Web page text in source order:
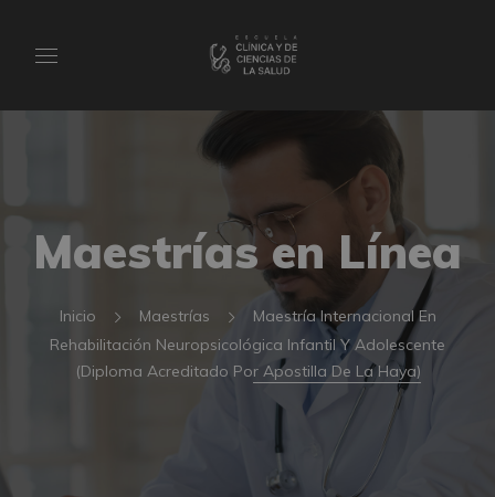
Maestrías en Línea
Inicio Maestrías
Maestría Internacional En
Rehabilitación Neuropsicológica Infantil Y Adolescente
(Diploma Acreditado Por Apostilla De La Haya)